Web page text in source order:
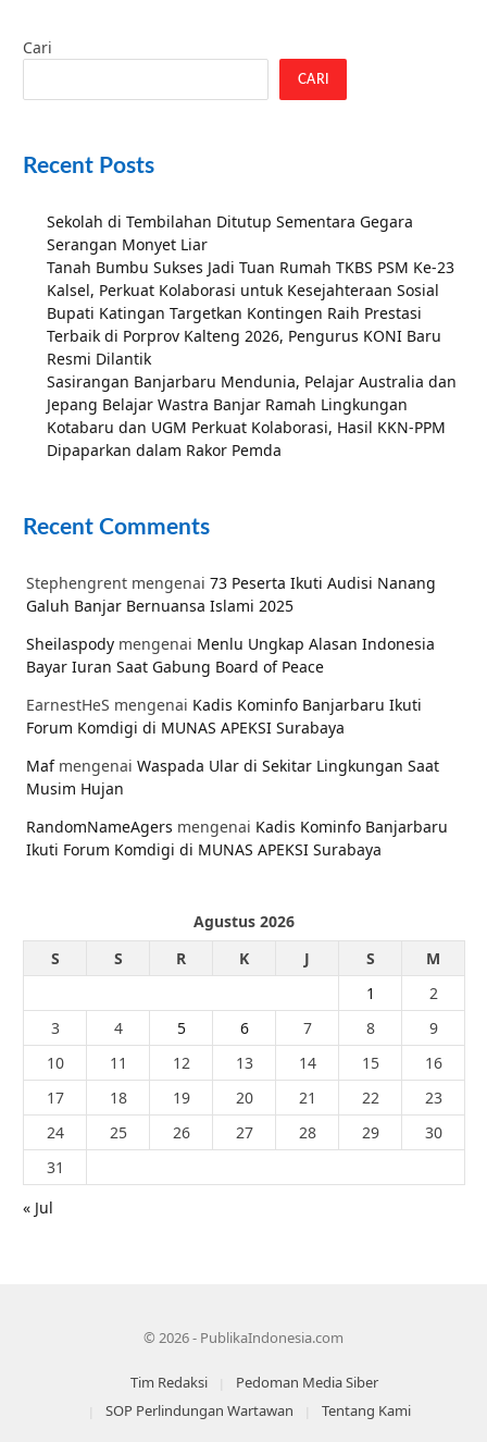
Cari
CARI
Recent Posts
Sekolah di Tembilahan Ditutup Sementara Gegara
Serangan Monyet Liar
Tanah Bumbu Sukses Jadi Tuan Rumah TKBS PSM Ke-23
Kalsel, Perkuat Kolaborasi untuk Kesejahteraan Sosial
Bupati Katingan Targetkan Kontingen Raih Prestasi
Terbaik di Porprov Kalteng 2026, Pengurus KONI Baru
Resmi Dilantik
Sasirangan Banjarbaru Mendunia, Pelajar Australia dan
Jepang Belajar Wastra Banjar Ramah Lingkungan
Kotabaru dan UGM Perkuat Kolaborasi, Hasil KKN-PPM
Dipaparkan dalam Rakor Pemda
Recent Comments
Stephengrent mengenai 73 Peserta Ikuti Audisi Nanang
Galuh Banjar Bernuansa Islami 2025
Sheilaspody mengenai Menlu Ungkap Alasan Indonesia
Bayar Iuran Saat Gabung Board of Peace
EarnestHeS mengenai Kadis Kominfo Banjarbaru Ikuti
Forum Komdigi di MUNAS APEKSI Surabaya
Mafmengenai Waspada Ular di Sekitar Lingkungan Saat
Musim Hujan
RandomNameAgers mengenai Kadis Kominfo Banjarbaru
Ikuti Forum Komdigi di MUNAS APEKSI Surabaya
Agustus 2026
S
S R K J S
M
1
2
3
4 5 6 7 8
9
10
11 12 13 14 15
16
17
18 19 20 21 22
23
24
25 26 27 28 29
30
31
« Jul
© 2026 - PublikaIndonesia.com
Tim Redaksi
Pedoman Media Siber
SOP Perlindungan Wartawan
Tentang Kami